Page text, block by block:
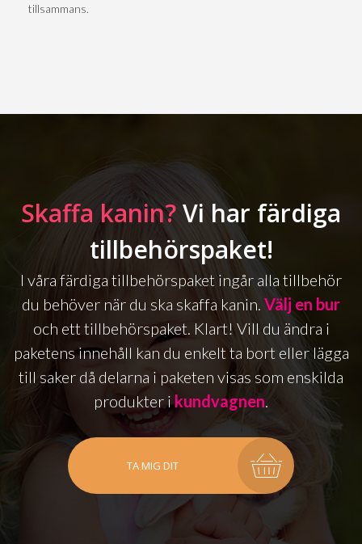
tillsammans.
Skaffa kanin?Vi har färdiga
tillbehörspaket!
I våra färdiga tillbehörspaket ingår alla tillbehör
du behöver när du ska skaffa kanin. Välj en bur
och ett tillbehörspaket. Klart! Vill du ändra i
paketens innehåll kan du enkelt ta bort eller lägga
till saker då delarna i paketen visas som enskilda
produkter ikundvagnen
TA MIG DIT